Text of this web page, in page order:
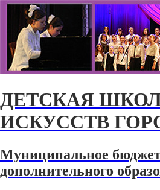
ДЕТСКАЯ
ИСКУССТВ
Муниципальное
дополнительного